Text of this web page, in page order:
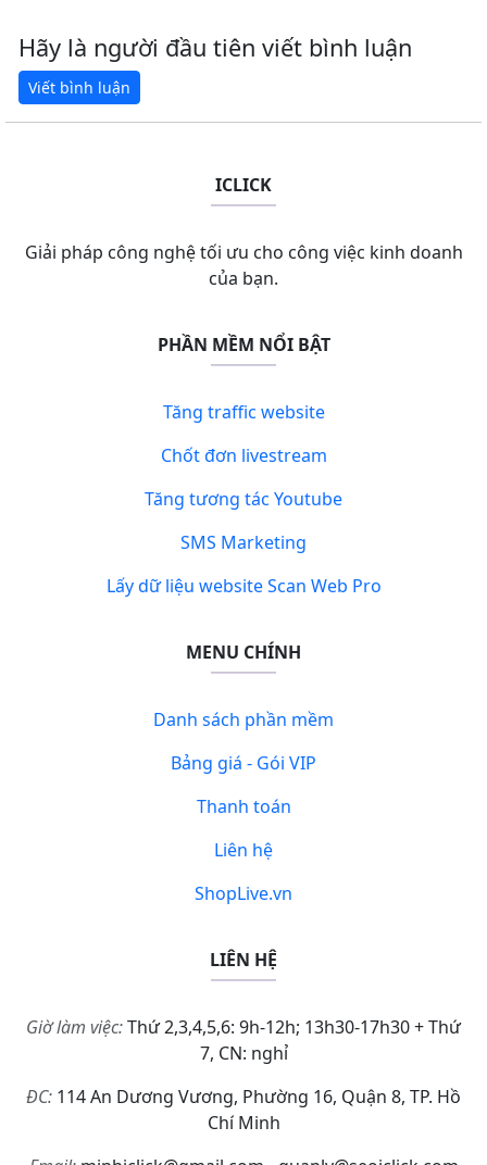
Hãy là người đầu tiên viết bình luận
ICLICK
Giải pháp công nghệ tối ưu cho công việc kinh doanh
của bạn.
PHẦN MỀM NỔI BẬT
Tăng traffic website
Chốt đơn livestream
Tăng tương tác Youtube
SMS Marketing
Lấy dữ liệu website Scan Web Pro
MENU CHÍNH
Danh sách phần mềm
Bảng giá - Gói VIP
Thanh toán
Liên hệ
ShopLive.vn
LIÊN HỆ
Giờ làm việc:Thứ 2,3,4,5,6: 9h-12h; 13h30-17h30 + Thứ
7, CN: nghỉ
ĐC: 114 An Dương Vương, Phường 16, Quận 8, TP. Hồ
Chí Minh